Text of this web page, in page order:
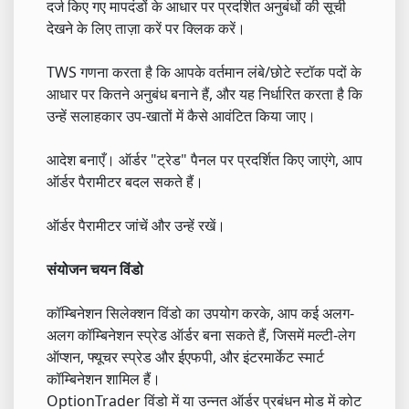
दर्ज किए गए मापदंडों के आधार पर प्रदर्शित अनुबंधों की सूची
देखने के लिए ताज़ा करें पर क्लिक करें।
TWS गणना करता है कि आपके वर्तमान लंबे/छोटे स्टॉक पदों के
आधार पर कितने अनुबंध बनाने हैं, और यह निर्धारित करता है कि
उन्हें सलाहकार उप-खातों में कैसे आवंटित किया जाए।
आदेश बनाएँ। ऑर्डर "ट्रेड" पैनल पर प्रदर्शित किए जाएंगे, आप
ऑर्डर पैरामीटर बदल सकते हैं।
ऑर्डर पैरामीटर जांचें और उन्हें रखें।
संयोजन चयन विंडो
कॉम्बिनेशन सिलेक्शन विंडो का उपयोग करके, आप कई अलग-
अलग कॉम्बिनेशन स्प्रेड ऑर्डर बना सकते हैं, जिसमें मल्टी-लेग
ऑप्शन, फ्यूचर स्प्रेड और ईएफपी, और इंटरमार्केट स्मार्ट
कॉम्बिनेशन शामिल हैं।
OptionTrader विंडो में या उन्नत ऑर्डर प्रबंधन मोड में कोट